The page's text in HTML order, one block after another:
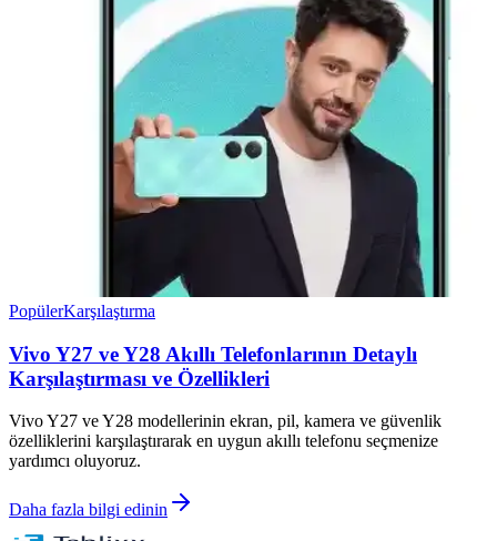
PopülerKarşılaştırma
Vivo Y27 ve Y28 Akıllı Telefonlarının Detaylı
Karşılaştırması ve Özellikleri
Vivo Y27 ve Y28 modellerinin ekran, pil, kamera ve güvenlik
özelliklerini karşılaştırarak en uygun akıllı telefonu seçmenize
yardımcı oluyoruz.
Daha fazla bilgi edinin